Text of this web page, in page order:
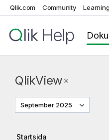
Qlik.com Community Learning
QlikView ®
September 2025
Startsida